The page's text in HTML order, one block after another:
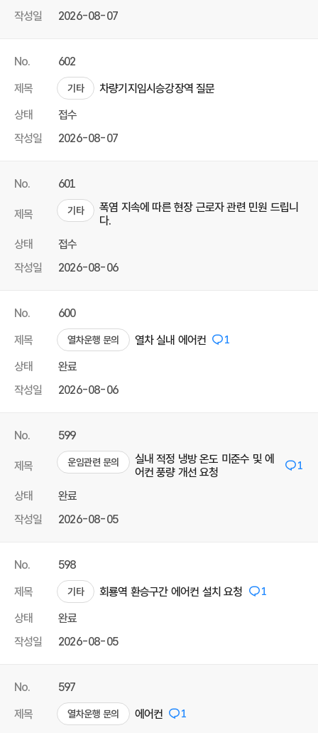
작성일
2026-08-07
No.
602
제목
기타
차량기지임시승강장역 질문
상태
접수
작성일
2026-08-07
No. 601
제목 기타
폭염 지속에 따른 현장 근로자 관련 민원 드립니
다.
상태
접수
작성일
2026-08-06
No.
600
제목
열차운행 문의 열차 실내 에어컨 1
상태
완료
작성일
2026-08-06
No. 599
제목 운임관련 문의
실내 적정 냉방 온도 미준수 및 에
어컨 풍량 개선 요청
1
상태
완료
작성일
2026-08-05
No.
598
제목
기타 회룡역 환승구간 에어컨 설치 요청 1
상태
완료
작성일
2026-08-05
No.
597
제목
열차운행 문의 에어컨 1